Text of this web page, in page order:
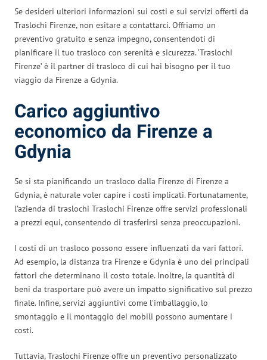
Se desideri ulteriori informazioni sui costi e sui servizi offerti da
Traslochi Firenze, non esitare a contattarci. Offriamo un
preventivo gratuito e senza impegno, consentendoti di
pianificare il tuo trasloco con serenità e sicurezza. ‘Traslochi
Firenze’ è il partner di trasloco di cui hai bisogno per il tuo
viaggio da Firenze a Gdynia.
Carico aggiuntivo
economico da Firenze a
Gdynia
Se si sta pianificando un trasloco dalla Firenze di Firenze a
Gdynia, è naturale voler capire i costi implicati. Fortunatamente,
l’azienda di traslochi Traslochi Firenze offre servizi professionali
a prezzi equi, consentendo di trasferirsi senza preoccupazioni.
I costi di un trasloco possono essere influenzati da vari fattori.
Ad esempio, la distanza tra Firenze e Gdynia è uno dei principali
fattori che determinano il costo totale. Inoltre, la quantità di
beni da trasportare può avere un impatto significativo sul prezzo
finale. Infine, servizi aggiuntivi come l’imballaggio, lo
smontaggio e il montaggio dei mobili possono aumentare i
costi.
Tuttavia, Traslochi Firenze offre un preventivo personalizzato